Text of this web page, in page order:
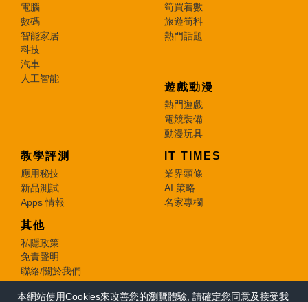
本網站使用Cookies來改善您的瀏覽體驗, 請確定您同意及接受我
電腦
數碼
智能家居
科技
汽車
人工智能
筍買着數
旅遊筍料
熱門話題
遊戲動漫
熱門遊戲
電競裝備
動漫玩具
教學評測
應用秘技
新品測試
Apps 情報
IT TIMES
業界頭條
AI 策略
名家專欄
其他
私隱政策
免責聲明
聯絡/關於我們
© 2026 e-zone. All Rights Reserved.